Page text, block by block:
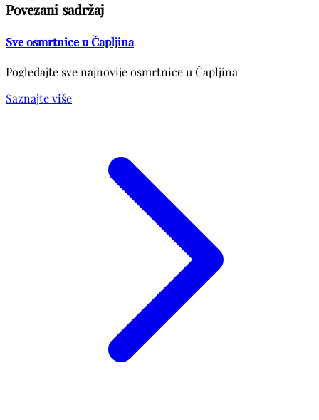
Povezani sadržaj
Sve osmrtnice u Čapljina
Pogledajte sve najnovije osmrtnice u Čapljina
Saznajte više